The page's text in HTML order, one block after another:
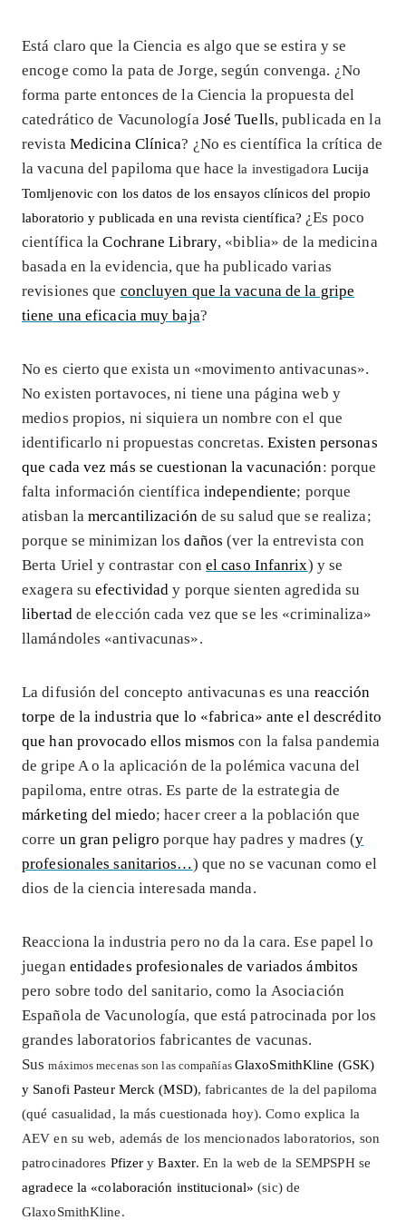
Está claro que la Ciencia es algo que se estira y se
encoge como la pata de Jorge, según convenga. ¿No
forma parte entonces de la Ciencia la propuesta del
catedrático de Vacunología José Tuells, publicada en la
revista Medicina Clínica? ¿No es científica la crítica de
la vacuna del papiloma que hacela investigadora Lucija
Tomljenovic con los datos de los ensayos clínicos del propio
laboratorio y publicada en una revista científica? ¿Es poco
científica laCochrane Library, «biblia» de la medicina
basada en la evidencia, que ha publicado varias
revisiones que concluyen que la vacuna de la gripe
tiene una eficacia muy baja?
No es cierto que exista un «movimento antivacunas».
No existen portavoces, ni tiene una página web y
medios propios, ni siquiera un nombre con el que
identificarlo ni propuestas concretas. Existen personas
que cada vez más se cuestionan la vacunación: porque
falta información científica independiente; porque
atisban lamercantilización de su salud que se realiza;
porque se minimizan losdaños (ver la entrevista con
Berta Uriel y contrastar con el caso Infanrix) y se
exagera suefectividad y porque sienten agredida su
libertad de elección cada vez que se les «criminaliza»
llamándoles «antivacunas».
La difusión del concepto antivacunas es una reacción
torpe de la industria que lo «fabrica» ante el descrédito
que han provocado ellos mismoscon la falsa pandemia
de gripe A o la aplicación de la polémica vacuna del
papiloma, entre otras. Es parte de la estrategia de
márketing del miedo; hacer creer a la población que
corre un gran peligro porque hay padres y madres (y
profesionales sanitarios…) que no se vacunan como el
dios de la ciencia interesada manda.
Reacciona la industria pero no da la cara. Ese papel lo
juegan entidades profesionales de variados ámbitos
pero sobre todo del sanitario, como la Asociación
Española de Vacunología, que está patrocinada por los
grandes laboratorios fabricantes de vacunas.
Sus máximos mecenas son las compañías GlaxoSmithKline (GSK)
y Sanofi Pasteur Merck (MSD), fabricantes de la del papiloma
(qué casualidad, la más cuestionada hoy). Como explica la
AEV en su web, además de los mencionados laboratorios, son
patrocinadores PfizeryBaxter. En la web de la SEMPSPH se
agradece la «colaboración institucional» (sic) de
GlaxoSmithKline.